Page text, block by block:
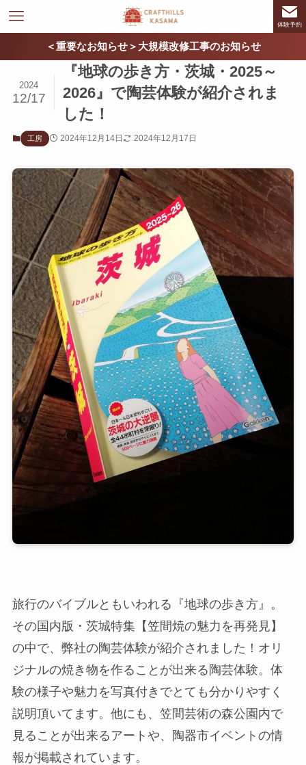
体験予約
＜重要なお知らせ＞大規模改修工事のお知らせ
『地球の歩き方・茨城・2025～
2026』で陶芸体験が紹介されま
した！
2024
12/17
工房 2024年12月14日 2024年12月17日
旅行のバイブルともいわれる『地球の歩き方』。
その国内版・茨城特集【笠間焼の魅力を再発見】
の中で、弊社の陶芸体験が紹介されました！オリ
ジナルの焼き物を作ることが出来る陶芸体験。体
験の様子や魅力を写真付きでとても分かりやすく
説明頂いてます。他にも、笠間芸術の森公園内で
見ることが出来るアートや、陶器市イベントの情
報が掲載されています。